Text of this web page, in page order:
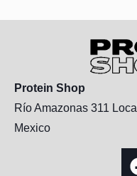
Protein Shop
Río Amazonas 311
Mexico